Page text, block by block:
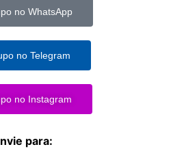
no WhatsApp
no Telegram
no Instagram
para: